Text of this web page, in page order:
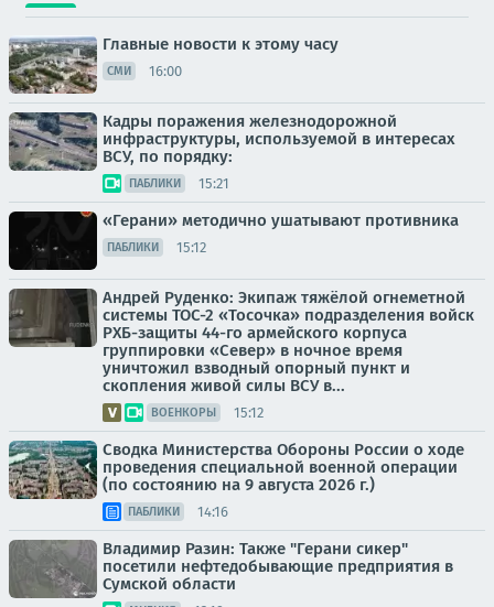
Главные новости к этому часу
СМИ 16:00
Кадры поражения железнодорожной
инфраструктуры, используемой в интересах
ВСУ, по порядку:
ПАБЛИКИ 15:21
«Герани» методично ушатывают противника
ПАБЛИКИ 15:12
Андрей Руденко: Экипаж тяжёлой огнеметной
системы ТОС-2 «Тосочка» подразделения войск
РХБ-защиты 44-го армейского корпуса
группировки «Север» в ночное время
уничтожил взводный опорный пункт и
скопления живой силы ВСУ в...
ВОЕНКОРЫ 15:12
Сводка Министерства Обороны России о ходе
проведения специальной военной операции
(по состоянию на 9 августа 2026 г.)
ПАБЛИКИ 14:16
Владимир Разин: Также "Герани сикер"
посетили нефтедобывающие предприятия в
Сумской области